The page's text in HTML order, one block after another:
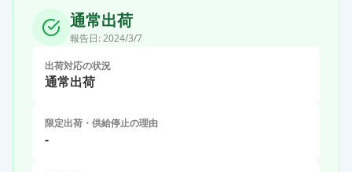
通常出荷
報告日: 2024/3/7
出荷対応の状況
通常出荷
限定出荷・供給停止の理由
-